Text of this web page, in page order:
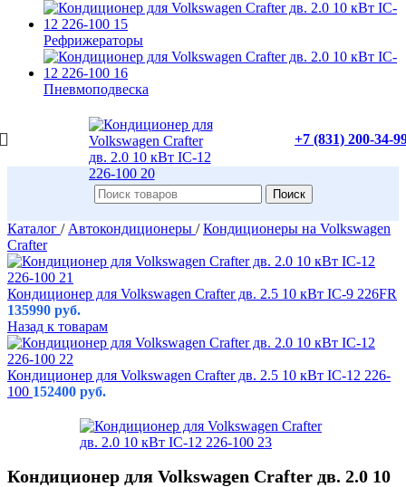
Рефрижераторы
Пневмоподвеска
+7 (831) 200-34-
Поиск
Каталог / Автокондиционеры / Кондиционеры на Volkswagen
Crafter
Кондиционер для Volkswagen Crafter дв. 2.5 10 кВт IC-9 226FR
135990 руб.
Назад к товарам
Кондиционер для Volkswagen Crafter дв. 2.5 10 кВт IC-12 226-
100 152400 руб.
Кондиционер для Volkswagen Crafter дв. 2.0 10